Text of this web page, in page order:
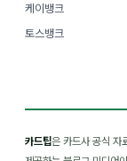
케이뱅크
토스뱅크
카드팁은 카드사 공식 자